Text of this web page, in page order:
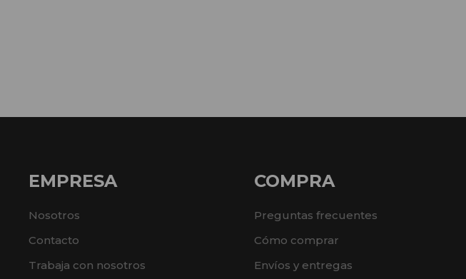
EMPRESA
Nosotros
Contacto
Trabaja con nosotros
COMPRA
Preguntas frecuentes
Cómo comprar
Envíos y entregas